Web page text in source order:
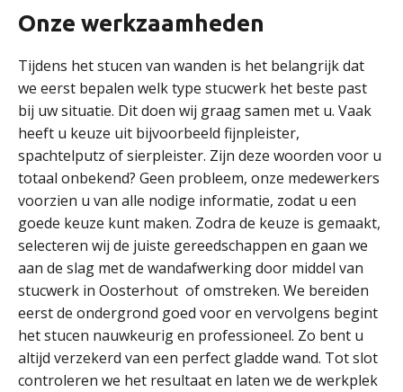
Onze werkzaamheden
Tijdens het stucen van wanden is het belangrijk dat
we eerst bepalen welk type stucwerk het beste past
bij uw situatie. Dit doen wij graag samen met u. Vaak
heeft u keuze uit bijvoorbeeld fijnpleister,
spachtelputz of sierpleister. Zijn deze woorden voor u
totaal onbekend? Geen probleem, onze medewerkers
voorzien u van alle nodige informatie, zodat u een
goede keuze kunt maken. Zodra de keuze is gemaakt,
selecteren wij de juiste gereedschappen en gaan we
aan de slag met de wandafwerking door middel van
stucwerk in Oosterhout of omstreken. We bereiden
eerst de ondergrond goed voor en vervolgens begint
het stucen nauwkeurig en professioneel. Zo bent u
altijd verzekerd van een perfect gladde wand. Tot slot
controleren we het resultaat en laten we de werkplek